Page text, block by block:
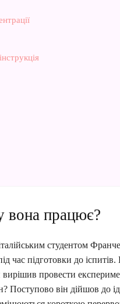
вона працює?
студентом
час підготовки до
провести
Поступово він дійшов до